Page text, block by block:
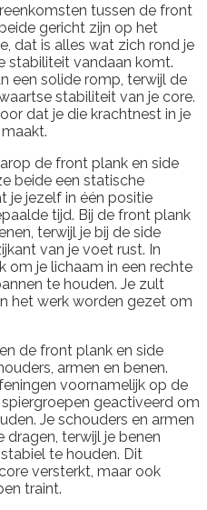
tussen de front
gericht zijn op het
dat is alles wat zich rond je
stabiliteit vandaan komt.
een solide romp, terwijl de
stabiliteit van je core.
dat je die krachtnest in je
de front plank en side
beide een statische
je jezelf in één positie
tijd. Bij de front plank
terwijl je bij de side
van je voet rust. In
om je lichaam in een rechte
te houden. Je zult
het werk worden gezet om
de front plank en side
armen en benen.
voornamelijk op de
geactiveerd om
Je schouders en armen
terwijl je benen
te houden. Dit
versterkt, maar ook
traint.